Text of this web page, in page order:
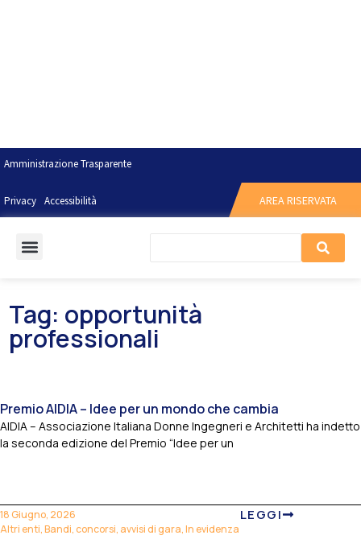
Amministrazione Trasparente
Privacy Accessibilità AREA RISERVATA
Tag: opportunità
professionali
Premio AIDIA – Idee per un mondo che cambia
AIDIA – Associazione Italiana Donne Ingegneri e Architetti ha indetto
la seconda edizione del Premio “Idee per un
18 Giugno, 2026
Altri enti,Bandi, concorsi, avvisi di gara,In evidenza
LEGGI